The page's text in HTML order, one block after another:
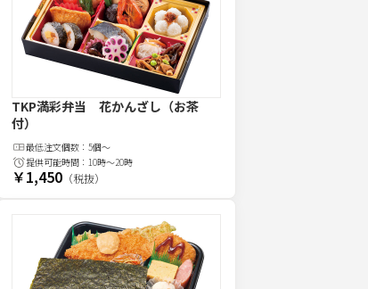
TKP満彩弁当 花かんざし（お茶
付）
最低注文個数： 5個～
提供可能時間： 10時～20時
￥1,450（税抜）